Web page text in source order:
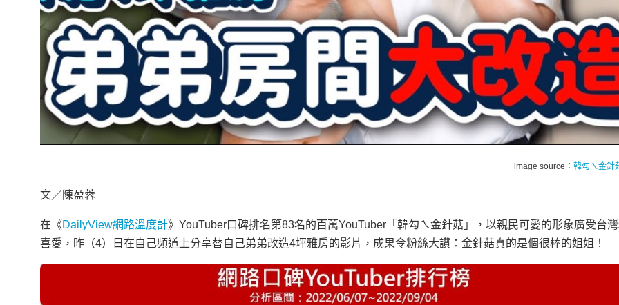
image source： 韓勾ㄟ金針
文／陳盈蓉
在《DailyView網路溫度計》YouTuber口碑排名第83名的百萬YouTuber「韓勾ㄟ金針菇」，以親民可愛的形象廣受台
喜愛，昨（4）日在自己頻道上分享替自己弟弟改造4坪雅房的影片，成果令粉絲大讚：金針菇真的是個很棒的姐姐！